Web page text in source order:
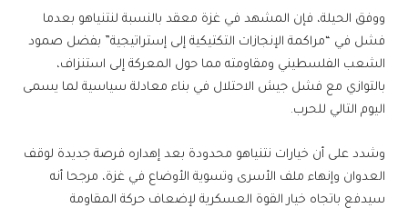
ووفق الحيلة، فإن المشهد في غزة معقد بالنسبة لنتنياهو بعدما
فشل في “مراكمة الإنجازات التكتيكية إلى إستراتيجية” بفضل صمود
الشعب الفلسطيني ومقاومته مما حول المعركة إلى استنزاف،
بالتوازي مع فشل جيش الاحتلال في بناء معادلة سياسية لما يسمى
اليوم التالي للحرب.
وشدد على أن خيارات نتنياهو محدودة بعد إهداره فرصة جديدة لوقف
العدوان وإنهاء ملف الأسرى وتسوية الأوضاع في غزة، مرجحا أنه
سيدفع باتجاه خيار القوة العسكرية لإضعاف حركة المقاومة